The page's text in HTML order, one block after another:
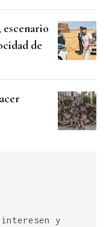
escenario
de
y